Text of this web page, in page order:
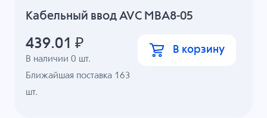
Кабельный ввод AVC MBA8-05
В наличии0 шт.
Ближайшая поставка 163
шт.
439.01 ₽ В корзину